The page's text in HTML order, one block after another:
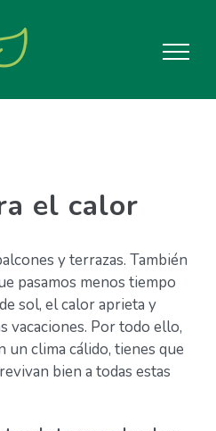
el calor
y terrazas. También
pasamos menos tiempo
sol, el calor aprieta y
vacaciones. Por todo ello,
un clima cálido, tienes que
bien a todas estas